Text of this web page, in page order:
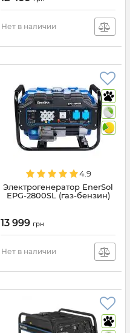
Нет в наличии
4.9
Электрогенератор EnerSol
EPG-2800SL (газ-бензин)
13 999 грн
Нет в наличии